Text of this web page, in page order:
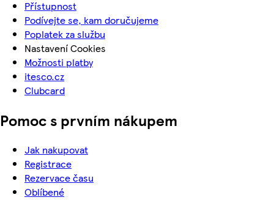
Přístupnost
Podívejte se, kam doručujeme
Poplatek za službu
Nastavení Cookies
Možnosti platby
itesco.cz
Clubcard
Pomoc s prvním nákupem
Jak nakupovat
Registrace
Rezervace času
Oblíbené